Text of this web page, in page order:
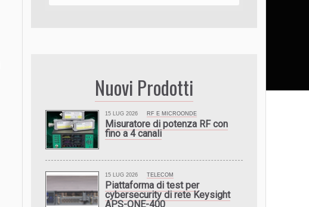
Nuovi Prodotti
15 LUG 2026 RF E MICROONDE
Misuratore di potenza RF con
fino a 4 canali
15 LUG 2026 TELECOM
Piattaforma di test per
cybersecurity di rete Keysight
APS-ONE-400